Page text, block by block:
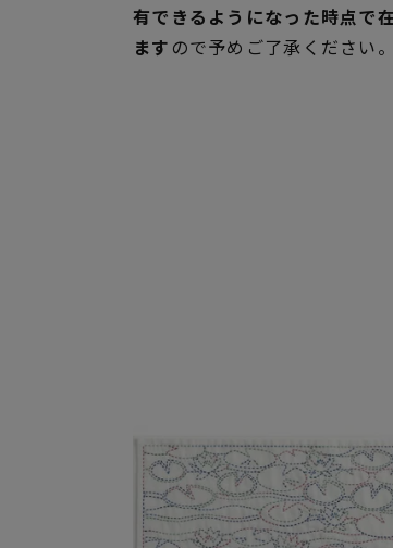
有できるようになった時点で
ます ので予めご了承ください。